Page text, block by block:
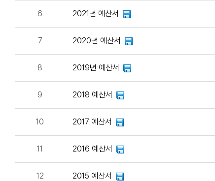
6 2021년 예산서
7 2020년 예산서
8 2019년 예산서
9 2018 예산서
10 2017 예산서
11 2016 예산서
12 2015 예산서